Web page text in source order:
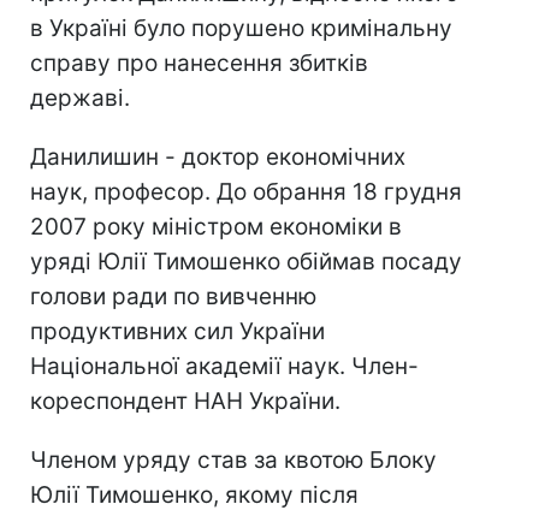
в Україні було порушено кримінальну
справу про нанесення збитків
державі.
Данилишин - доктор економічних
наук, професор. До обрання 18 грудня
2007 року міністром економіки в
уряді Юлії Тимошенко обіймав посаду
голови ради по вивченню
продуктивних сил України
Національної академії наук. Член-
кореспондент НАН України.
Членом уряду став за квотою Блоку
Юлії Тимошенко, якому після